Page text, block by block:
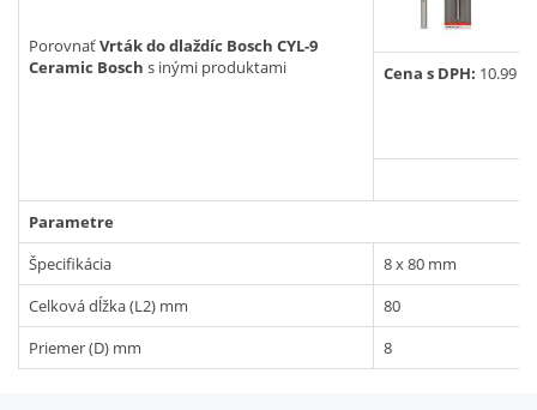
PorovnaťVrták do dlaždíc Bosch CYL-9
Ceramic Bosch s inými produktami Cena s DPH: 10.99
Parametre
Špecifikácia
8 x 80 mm
Celková dĺžka (L2) mm
80
Priemer (D) mm
8